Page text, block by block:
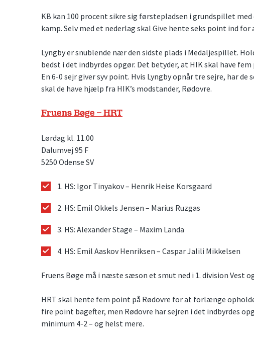
KB kan 100 procent sikre sig førstepladsen i grundspillet
kamp. Selv med et nederlag skal Give hente seks point ind for
Lyngby er snublende nær den sidste plads i Medaljespillet.
bedst i det indbyrdes opgør. Det betyder, at HIK skal have
En 6-0 sejr giver syv point. Hvis Lyngby opnår tre sejre, har
skal de have hjælp fra HIK’s modstander, Rødovre.
Fruens Bøge – HRT
Lørdag kl. 11.00
Dalumvej 95 F
5250 Odense SV
1. HS: Igor Tinyakov – Henrik Heise Korsgaard
2. HS: Emil Okkels Jensen – Marius Ruzgas
3. HS: Alexander Stage – Maxim Landa
4. HS: Emil Aaskov Henriksen – Caspar Jalili Mikkelsen
Fruens Bøge må i næste sæson et smut ned i 1. division Vest
HRT skal hente fem point på Rødovre for at forlænge
fire point bagefter, men Rødovre har sejren i det indbyrdes
minimum 4-2 – og helst mere.